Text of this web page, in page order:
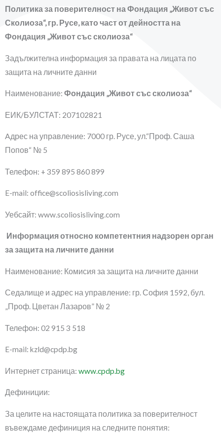
Политика за поверителност на Фондация „Живот със
Сколиоза“, гр. Русе, като част от дейността на
Фондация „Живот със сколиоза“
Задължителна информация за правата на лицата по
защита на личните данни
Наименование: Фондация „Живот със сколиоза“
ЕИК/БУЛСТАТ: 207102821
Aдрес на управление: 7000 гр. Русе, ул.“Проф. Саша
Попов“ № 5
Телефон: + 359 895 860 899
E-mail: office@scoliosisliving.com
Уебсайт: www.scoliosisliving.com
Информация относно компетентния надзорен орган
за защита на личните данни
Наименование: Комисия за защита на личните данни
Седалище и адрес на управление: гр. София 1592, бул.
„Проф. Цветан Лазаров” № 2
Телефон: 02 915 3 518
E-mail: kzld@cpdp.bg
Интернет страница: www.cpdp.bg
Дефиниции:
За целите на настоящата политика за поверителност
въвеждаме дефиниция на следните понятия: